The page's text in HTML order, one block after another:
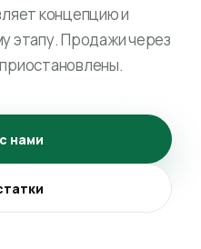
концепцию и
этапу. Продажи через
нами